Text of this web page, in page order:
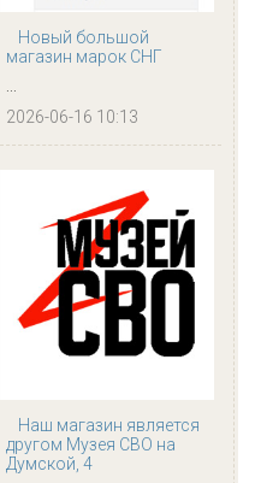
Новый большой
магазин марок СНГ
...
2026-06-16 10:13
Наш магазин является
другом Музея СВО на
Думской, 4